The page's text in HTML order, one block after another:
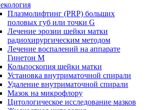
Плазмолифтинг (PRP) больших
половых губ или точки G
Лечение эрозии шейки матки
радиохирургическим методом
Лечение воспалений на аппарате
Гинетон М
Кольпоскопия шейки матки
Установка внутриматочной спирали
Удаление внутриматочной спирали
Мазок на микрофлору
Цитологическое исследование мазков